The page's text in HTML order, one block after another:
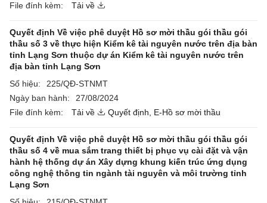
File đính kèm:
Tải về
Quyết định Về việc phê duyệt Hồ sơ mời thầu gói thầu gói
thầu số 3 về thực hiện Kiểm kê tài nguyên nước trên địa bàn
tỉnh Lạng Sơn thuộc dự án Kiểm kê tài nguyên nước trên
địa bàn tỉnh Lạng Sơn
Số hiệu:
225/QĐ-STNMT
Ngày ban hành:
27/08/2024
File đính kèm:
Tải về Quyết định, E-Hồ sơ mời thầu
Quyết định Về việc phê duyệt Hồ sơ mời thầu gói thầu gói
thầu số 4 về mua sắm trang thiết bị phục vụ cài đặt và vận
hành hệ thống dự án Xây dựng khung kiến trúc ứng dụng
công nghệ thông tin ngành tài nguyên và môi trường tỉnh
Lạng Sơn